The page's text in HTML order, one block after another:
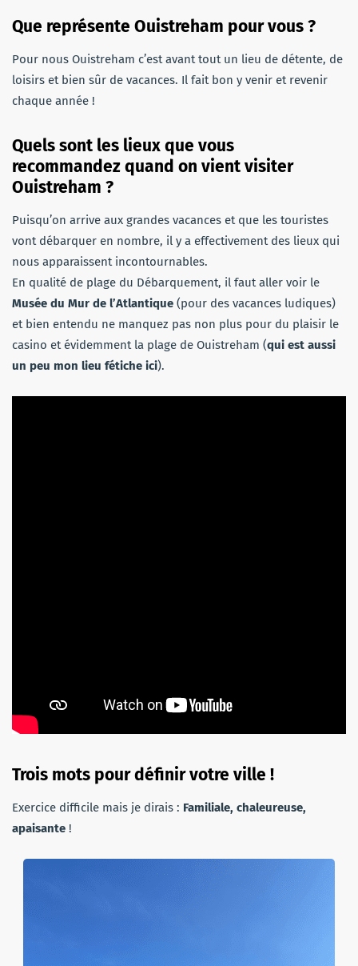
Que représente Ouistreham pour vous ?
Pour nous Ouistreham c’est avant tout un lieu de détente, de
loisirs et bien sûr de vacances. Il fait bon y venir et revenir
chaque année !
Quels sont les lieux que vous
recommandez quand on vient visiter
Ouistreham ?
Puisqu’on arrive aux grandes vacances et que les touristes
vont débarquer en nombre, il y a effectivement des lieux qui
nous apparaissent incontournables.
En qualité de plage du Débarquement, il faut aller voir le
Musée du Mur de l’Atlantique (pour des vacances ludiques)
et bien entendu ne manquez pas non plus pour du plaisir le
casino et évidemment la plage de Ouistreham (qui est aussi
un peu mon lieu fétiche ici).
Trois mots pour définir votre ville !
Exercice difficile mais je dirais : Familiale, chaleureuse,
apaisante !